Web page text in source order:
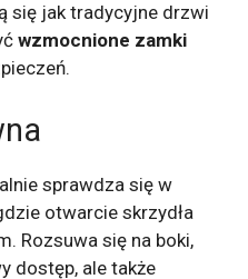
się jak tradycyjne drzwi
wzmocnione zamki
sprawdza się w
otwarcie skrzydła
Rozsuwa się na boki,
dostęp, ale także